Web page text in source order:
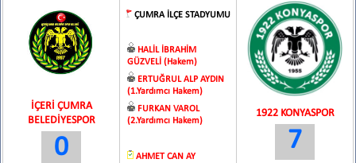
İÇERİ ÇUMRA
BELEDİYESPOR
0
ÇUMRA İLÇE STADYUMU
HALİL İBRAHİM
GÜZVELİ (Hakem)
ERTUĞRUL ALP AYDIN
(1.Yardımcı Hakem)
FURKAN VAROL
(2.Yardımcı Hakem)
AHMET CAN AY
1922 KONYASPOR
7